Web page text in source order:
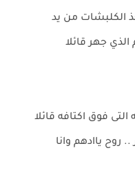
الكلبشات من يد
جهر قائلا
فوق اكتافه قائلا
روح ياادهم وانا